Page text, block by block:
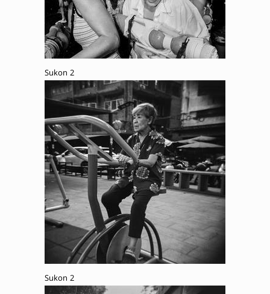
Sukon 2
Sukon 2